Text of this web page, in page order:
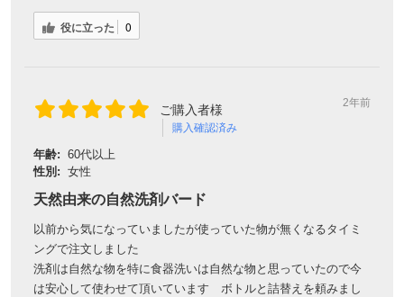
役に立った 0
ご購入者様
購入確認済み
2年前
年齢: 60代以上
性別: 女性
天然由来の自然洗剤バード
以前から気になっていましたが使っていた物が無くなるタイミ
ングで注文しました
洗剤は自然な物を特に食器洗いは自然な物と思っていたので今
は安心して使わせて頂いています ボトルと詰替えを頼みまし